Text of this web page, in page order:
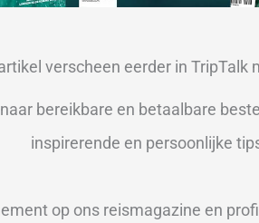
verscheen eerder in TripTalk
bereikbare en betaalbare
inspirerende en persoonlijke
op ons reismagazine en